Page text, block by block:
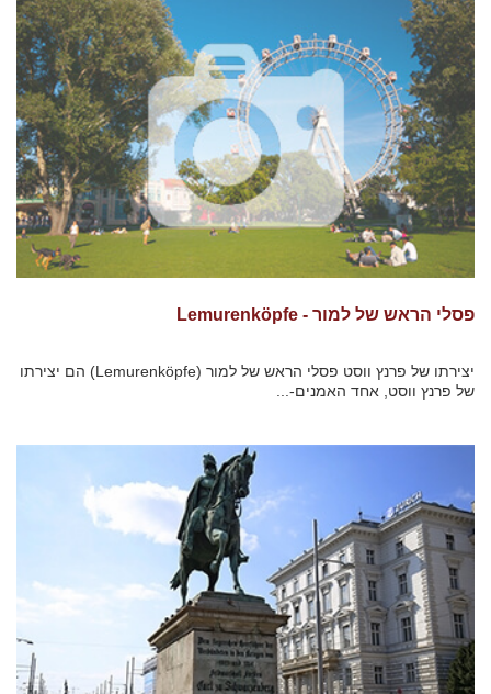
פסלי הראש של למור - Lemurenköpfe
יצירתו של פרנץ ווסט פסלי הראש של למור (Lemurenköpfe) הם יצירתו
של פרנץ ווסט, אחד האמנים-...